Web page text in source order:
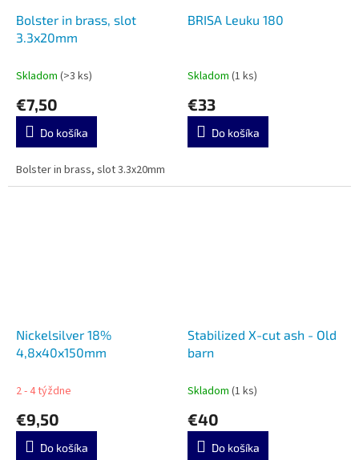
Bolster in brass, slot
3.3x20mm
Skladom (>3 ks)
€7,50
Do košíka
Bolster in brass, slot 3.3x20mm
BRISA Leuku 180
Skladom (1 ks)
€33
Do košíka
Nickelsilver 18%
4,8x40x150mm
2 - 4 týždne
€9,50
Do košíka
Stabilized X-cut ash - Old
barn
Skladom (1 ks)
€40
Do košíka